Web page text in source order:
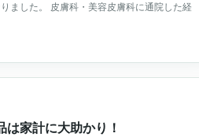
ました。 皮膚科・美容皮膚科に通院した経
は家計に大助かり！